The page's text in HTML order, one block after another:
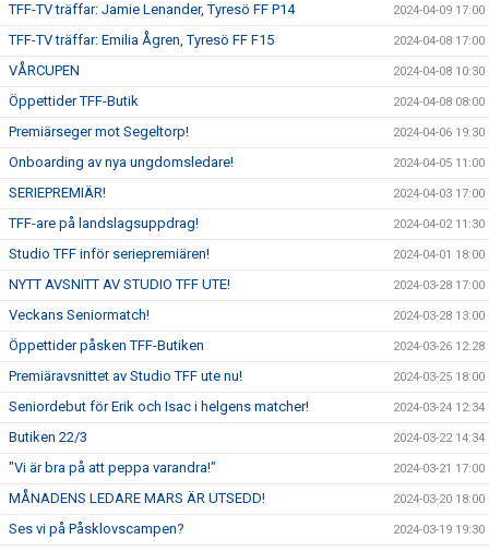
TFF-TV träffar: Jamie Lenander, Tyresö FF P14 2024-04-09 17:00
TFF-TV träffar: Emilia Ågren, Tyresö FF F15 2024-04-08 17:00
VÅRCUPEN 2024-04-08 10:30
Öppettider TFF-Butik 2024-04-08 08:00
Premiärseger mot Segeltorp! 2024-04-06 19:30
Onboarding av nya ungdomsledare! 2024-04-05 11:00
SERIEPREMIÄR! 2024-04-03 17:00
TFF-are på landslagsuppdrag! 2024-04-02 11:30
Studio TFF inför seriepremiären! 2024-04-01 18:00
NYTT AVSNITT AV STUDIO TFF UTE! 2024-03-28 17:00
Veckans Seniormatch! 2024-03-28 13:00
Öppettider påsken TFF-Butiken 2024-03-26 12:28
Premiäravsnittet av Studio TFF ute nu! 2024-03-25 18:00
Seniordebut för Erik och Isac i helgens matcher! 2024-03-24 12:34
Butiken 22/3 2024-03-22 14:34
"Vi är bra på att peppa varandra!" 2024-03-21 17:00
MÅNADENS LEDARE MARS ÄR UTSEDD! 2024-03-20 18:00
Ses vi på Påsklovscampen? 2024-03-19 19:30